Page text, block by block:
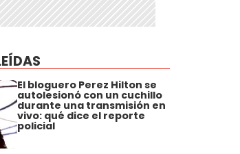
El bloguero Perez Hilton se
autolesionó con un cuchillo
durante una transmisión en
vivo: qué dice el reporte
policial